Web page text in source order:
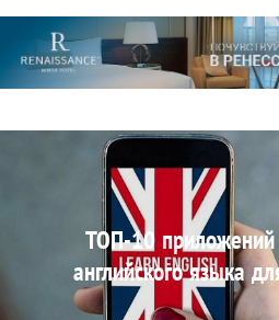
ТОП-10 приложений
английского языка